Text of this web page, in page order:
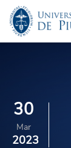
30
Mar
2023